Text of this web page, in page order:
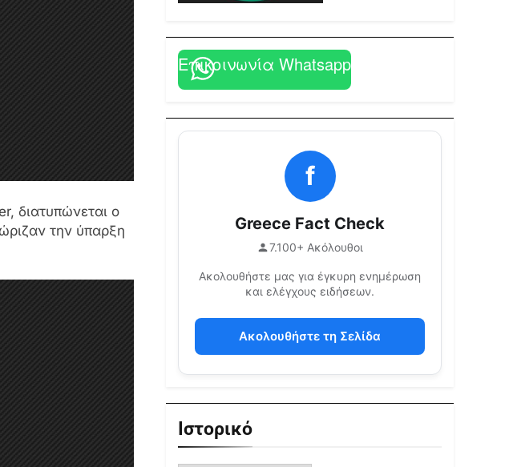
διατυπώνεται ο
την ύπαρξη
Επικοινωνία Whatsapp
f
Greece Fact Check
7.100+ Ακόλουθοι
Ακολουθήστε μας για έγκυρη ενημέρωση
και ελέγχους ειδήσεων.
Ακολουθήστε τη Σελίδα
Ιστορικό